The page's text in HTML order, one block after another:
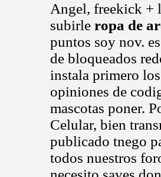
Angel, freekick +
subirle ropa de
puntos soy nov.
de bloqueados
instala primero
opiniones de
mascotas poner.
Celular, bien
publicado tnego
todos nuestros